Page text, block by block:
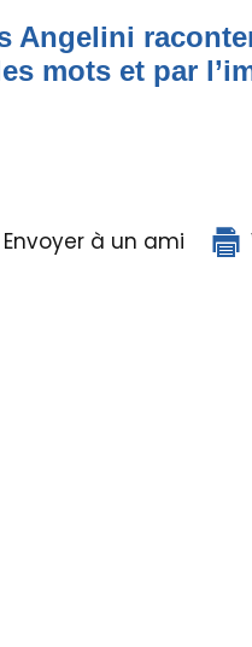
Angelini
mots et par
Envoyer à un ami